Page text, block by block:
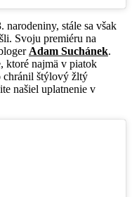
narodeniny, stále sa však
Svoju premiéru na
Adam Suchánek.
ktoré najmä v piatok
chránil štýlový žltý
našiel uplatnenie v